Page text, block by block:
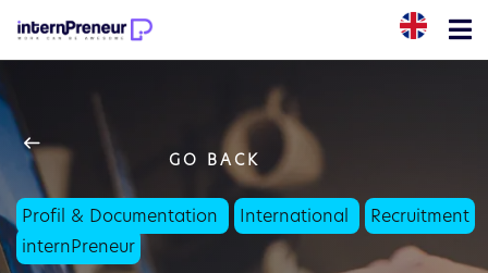
                    GO BACK
Profil & Documentation International
Recruitment
internPreneur